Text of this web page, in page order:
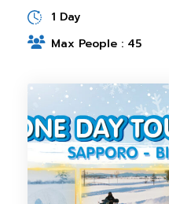
1 Day
Max People : 45